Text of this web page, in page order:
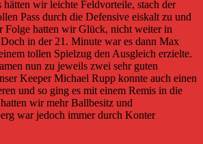
hätten wir leichte Feldvorteile, stach der
Pass durch die Defensive eiskalt zu und
Folge hatten wir Glück, nicht weiter in
in der 21. Minute war es dann Max
tollen Spielzug den Ausgleich erzielte.
nun zu jeweils zwei sehr guten
Keeper Michael Rupp konnte auch einen
und so ging es mit einem Remis in die
wir mehr Ballbesitz und
war jedoch immer durch Konter